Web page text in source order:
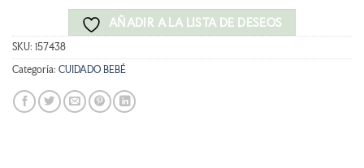
AÑADIR A LA LISTA DE DESEOS
SKU: 157438
Categoría: CUIDADO BEBÉ